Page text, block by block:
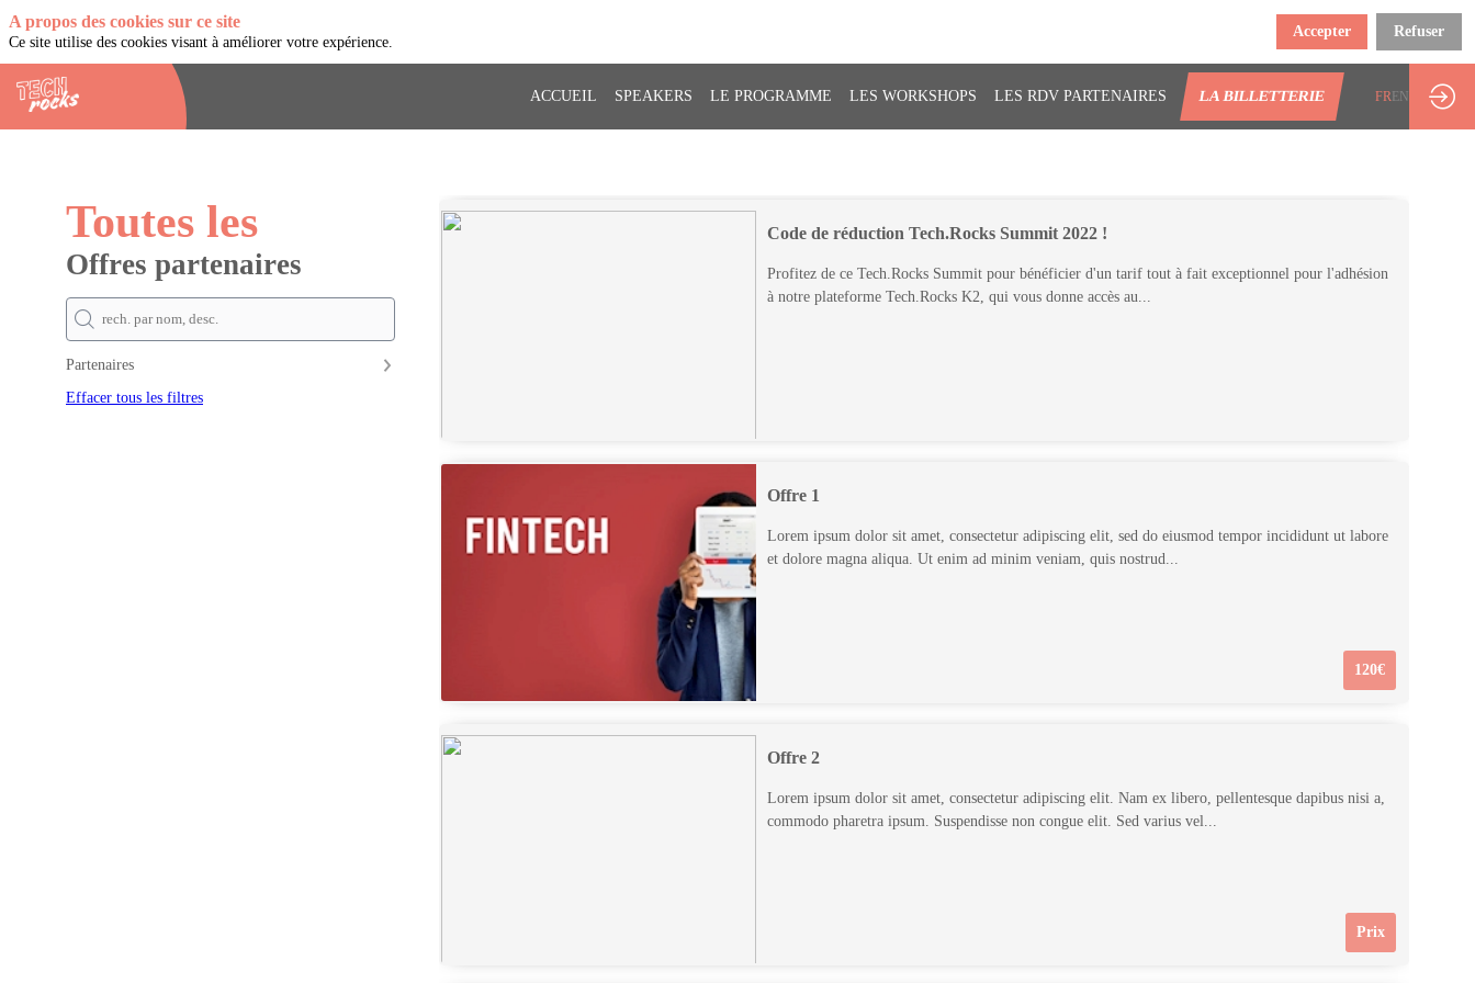
ACCUEIL SPEAKERS LE PROGRAMME LES WORKSHOPS LES RDV PARTENAIRES LA BILLETTERIE FREN
Toutes les
Offres partenaires
Partenaires
Effacer tous les filtres
Code de réduction Tech.Rocks Summit 2022 !
Profitez de ce Tech.Rocks Summit pour bénéficier d'un tarif tout à fait exceptionnel pour l'adhésion
à notre plateforme Tech.Rocks K2, qui vous donne accès au...
Offre 1
Lorem ipsum dolor sit amet, consectetur adipiscing elit, sed do eiusmod tempor incididunt ut labore
et dolore magna aliqua. Ut enim ad minim veniam, quis nostrud...
120€
Offre 2
Lorem ipsum dolor sit amet, consectetur adipiscing elit. Nam ex libero, pellentesque dapibus nisi a,
commodo pharetra ipsum. Suspendisse non congue elit. Sed varius vel...
Prix
A propos des cookies sur ce site
Ce site utilise des cookies visant à améliorer votre expérience.
Accepter Refuser